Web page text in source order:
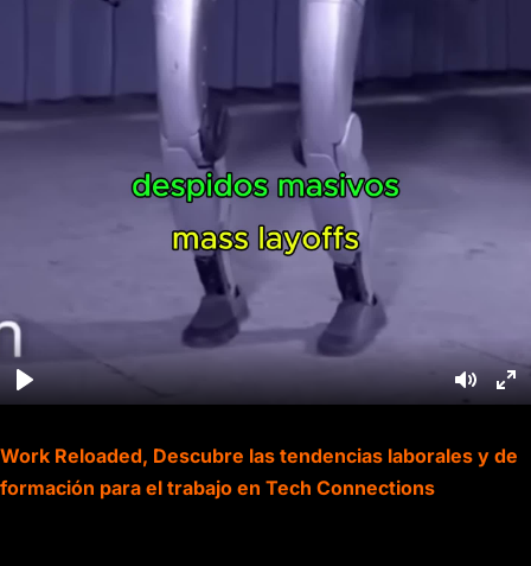
Work Reloaded, Descubre las tendencias laborales y de
formación para el trabajo en Tech Connections